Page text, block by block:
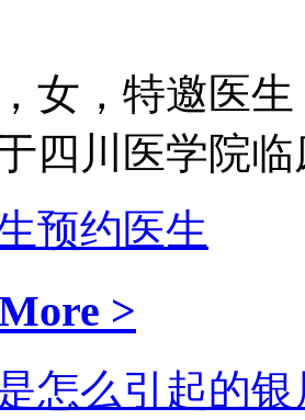
女，特邀医
四川医学院
预约医生
>
怎么引起的银